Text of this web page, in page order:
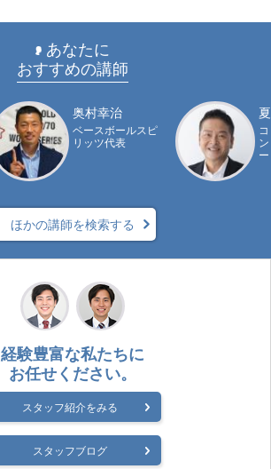
あなたに
おすすめの講師
奥村幸治
ベースボールスピ
リッツ代表
ー
ほかの講師を検索する
経験豊富な私たちに
お任せください。
スタッフ紹介をみる
スタッフブログ